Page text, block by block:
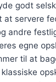
godt
at servere
andre
egne
til at